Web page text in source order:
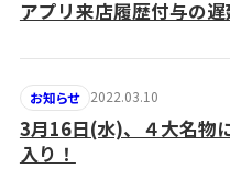
アプリ来店履歴付与の
お知らせ 2022.03.10
3月16日(水)、４大名物
入り！